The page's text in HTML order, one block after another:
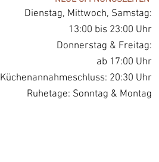
Dienstag, Mittwoch, Samstag:
13:00 bis 23:00 Uhr
Donnerstag & Freitag:
ab 17:00 Uhr
Küchenannahmeschluss: 20:30 Uhr
Ruhetage: Sonntag & Montag